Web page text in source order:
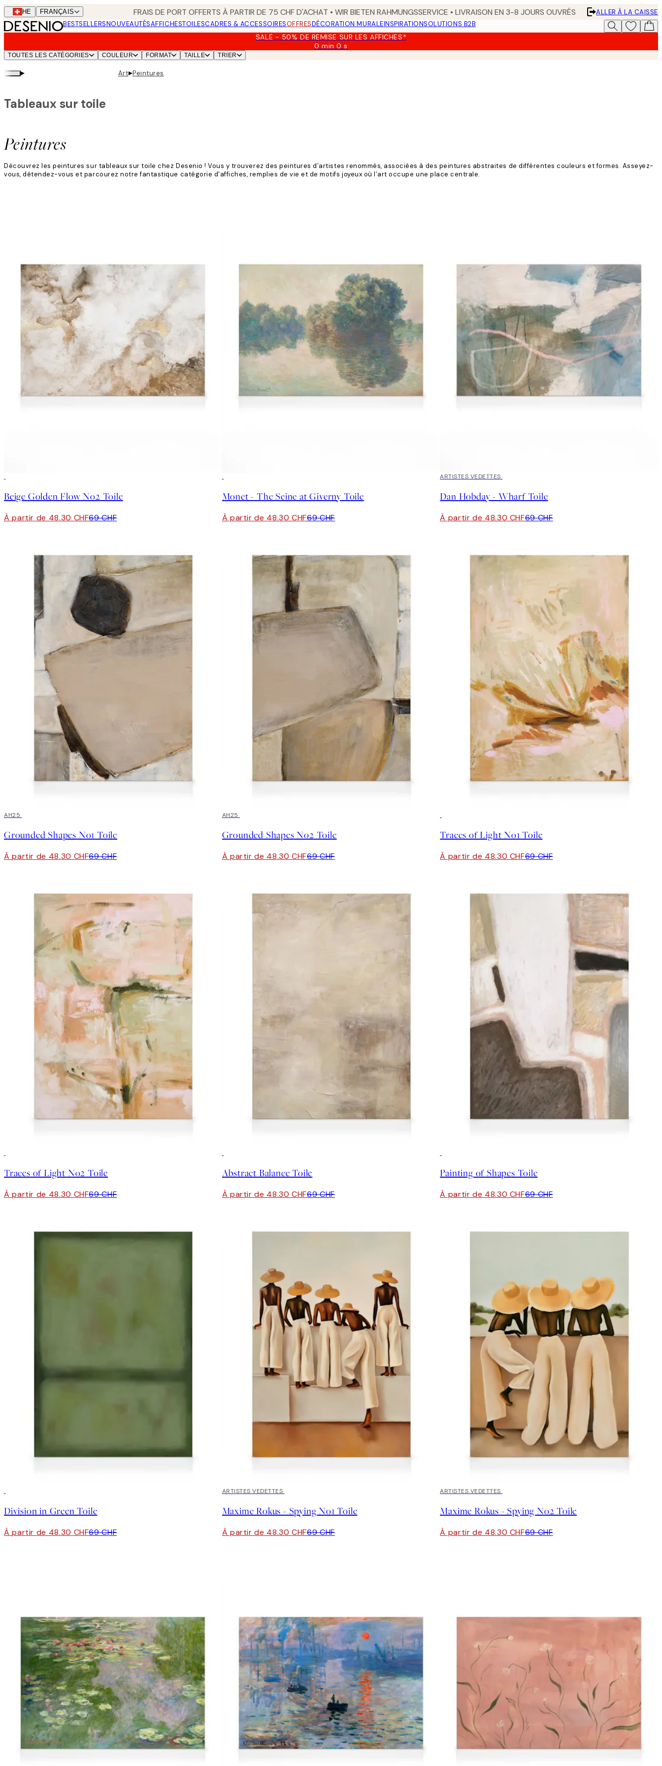
Skip
to
main
CHE FRANÇAIS FRAIS DE PORT OFFERTS À PARTIR DE 75 CHF D'ACHAT • WIR BIETEN RAHMUNGSSERVICE • LIVRAISON EN 3-8 JOURS OUVRÉS
ALLER À LA CAISSE
BESTSELLERSNOUVEAUTÉSAFFICHESTOILESCADRES & ACCESSOIRESOFFRESDÉCORATION MURALEINSPIRATIONSOLUTIONS B2B
SALE - 50% DE REMISE SUR LES AFFICHES*
0 min0 s
Valable
TOUTES LES CATÉGORIES COULEUR FORMAT TAILLE TRIER
▸ Art▸Peintures
Peintures
Tableaux sur toile
Découvrez les peintures sur tableaux sur toile chez Desenio ! Vous y trouverez des peintures d’artistes renommés, associées à des peintures abstraites de différentes couleurs et formes. Asseyez-
vous, détendez-vous et parcourez notre fantastique catégorie d'affiches, remplies de vie et de motifs joyeux où l’art occupe une place centrale.
Beige Golden Flow No2 Toile
À partir de 48.30 CHF69 CHF
Monet - The Seine at Giverny Toile
À partir de 48.30 CHF69 CHF
30%*
ARTISTES VEDETTES
Dan Hobday - Wharf Toile
À partir de 48.30 CHF69 CHF
30%*
AH25
Grounded Shapes No1 Toile
À partir de 48.30 CHF69 CHF
30%*
AH25
Grounded Shapes No2 Toile
À partir de 48.30 CHF69 CHF
Traces of Light No1 Toile
À partir de 48.30 CHF69 CHF
Traces of Light No2 Toile
À partir de 48.30 CHF69 CHF
Abstract Balance Toile
À partir de 48.30 CHF69 CHF
Painting of Shapes Toile
À partir de 48.30 CHF69 CHF
Division in Green Toile
À partir de 48.30 CHF69 CHF
30%*
ARTISTES VEDETTES
Maxime Rokus - Spying No1 Toile
À partir de 48.30 CHF69 CHF
30%*
ARTISTES VEDETTES
Maxime Rokus - Spying No2 Toile
À partir de 48.30 CHF69 CHF